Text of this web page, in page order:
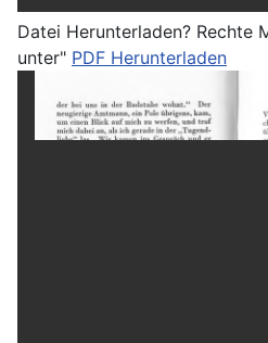
Datei Herunterladen? Rechte
unter" PDF Herunterladen